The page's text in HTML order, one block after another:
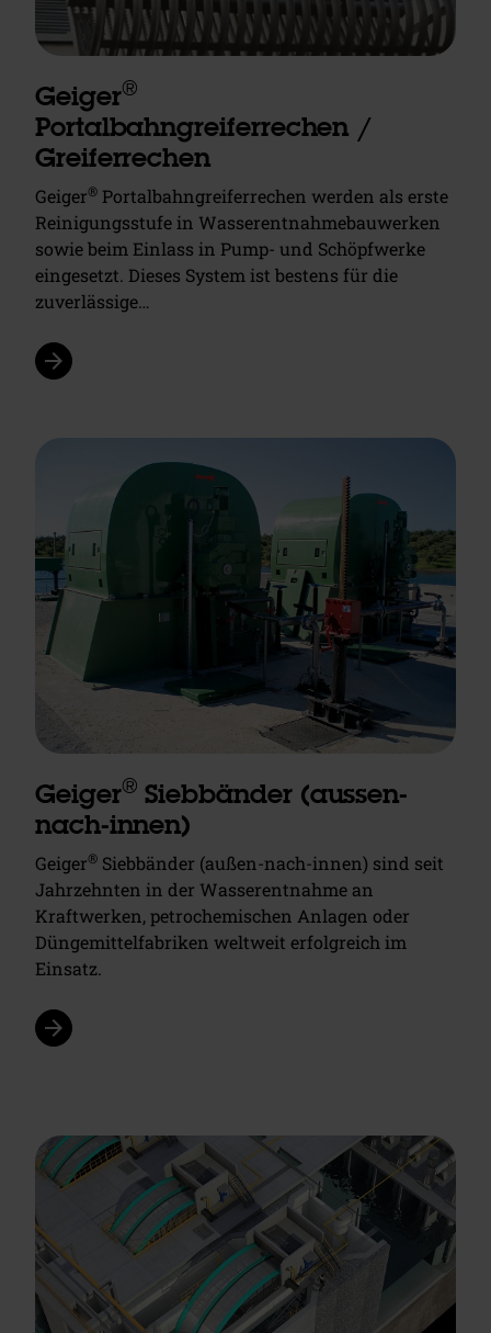
Geiger®
Portalbahngreiferrechen /
Greiferrechen
Geiger® Portalbahngreiferrechen werden als erste
Reinigungsstufe in Wasserentnahmebauwerken
sowie beim Einlass in Pump- und Schöpfwerke
eingesetzt. Dieses System ist bestens für die
zuverlässige…
arrow_forward
Geiger® Siebbänder (aussen-
nach-innen)
Geiger® Siebbänder (außen-nach-innen) sind seit
Jahrzehnten in der Wasserentnahme an
Kraftwerken, petrochemischen Anlagen oder
Düngemittelfabriken weltweit erfolgreich im
Einsatz.
arrow_forward